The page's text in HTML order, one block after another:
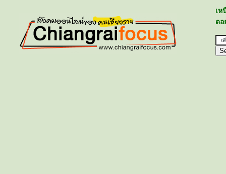
เ
ดอ